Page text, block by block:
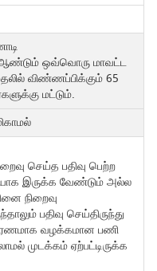
ஒவ்வொரு மாவட்ட
விண்ணப்பிக்கும் 65
மட்டும்.
செய்த பதிவு பெற்ற
இருக்க வேண்டும் அல்ல
நிறைவு
பதிவு செய்திருந்து
வழக்கமான பணி
முடக்கம் ஏற்பட்டிருக்க